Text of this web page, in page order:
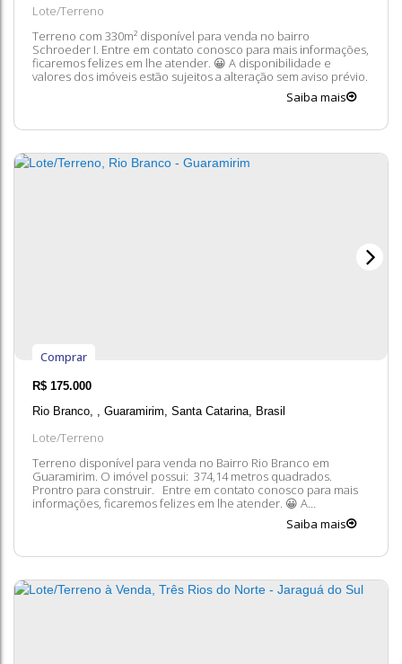
Lote/Terreno
Terreno com 330m² disponível para venda no bairro
Schroeder I. Entre em contato conosco para mais informações,
ficaremos felizes em lhe atender. 😀 A disponibilidade e
valores dos imóveis estão sujeitos a alteração sem aviso prévio.
Saiba mais
Lote/Terreno
R$ 175.000
Rio Branco
Guaramirim Santa Catarina Brasil
Terreno disponível para venda no Bairro Rio Branco em
Guaramirim. O imóvel possui: 374,14 metros quadrados.
Prontro para construir. Entre em contato conosco para mais
informações, ficaremos felizes em lhe atender. 😀 A
disponibilidade e valores dos imóveis estão sujeitos a alteração
Comprar
Saiba mais